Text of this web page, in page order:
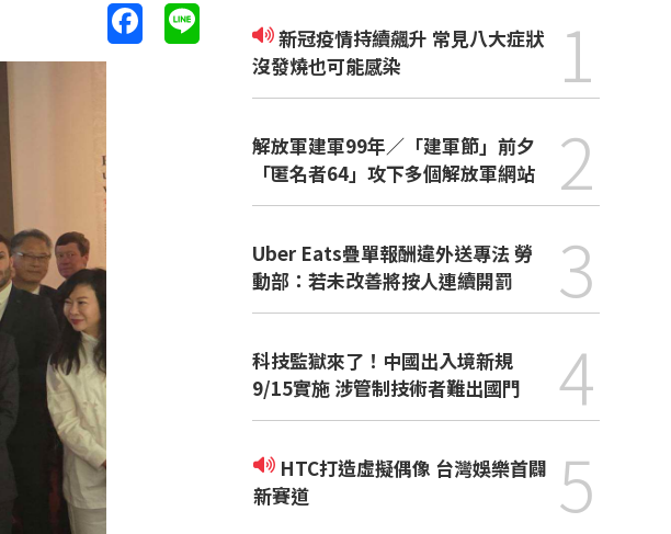
新冠疫情持續飆升 常見八大症狀
沒發燒也可能感染
1
解放軍建軍99年／「建軍節」前夕
「匿名者64」攻下多個解放軍網站
2
Uber Eats疊單報酬違外送專法 勞
動部：若未改善將按人連續開罰
3
科技監獄來了！中國出入境新規
9/15實施 涉管制技術者難出國門
4
新賽道
5